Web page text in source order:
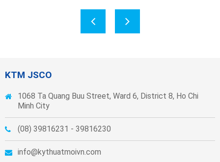
KTM JSCO
1068 Ta Quang Buu Street, Ward 6, District 8, Ho Chi
Minh City
(08) 39816231 - 39816230
info@kythuatmoivn.com